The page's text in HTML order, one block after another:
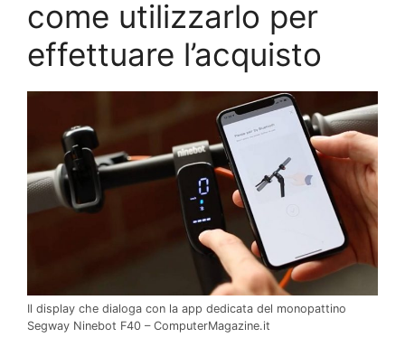
come utilizzarlo per
effettuare l’acquisto
Il display che dialoga con la app dedicata del monopattino
Segway Ninebot F40 – ComputerMagazine.it